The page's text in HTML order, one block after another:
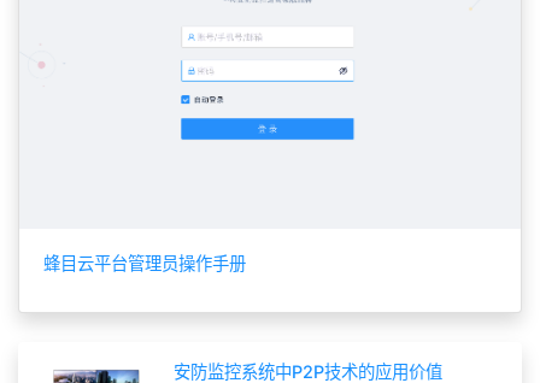
蜂目云平台管理员操作手册
安防监控系统中P2P技术的应用价值